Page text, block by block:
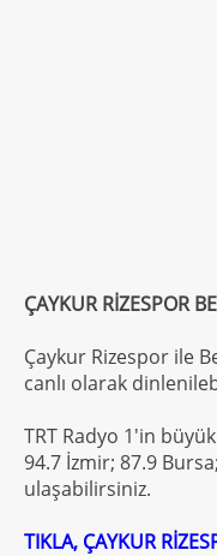
ÇAYKUR RİZESPOR
Çaykur Rizespor ile
canlı olarak
TRT Radyo 1'in
94.7 İzmir; 87.9
ulaşabilirsiniz.
TIKLA, ÇAYKUR